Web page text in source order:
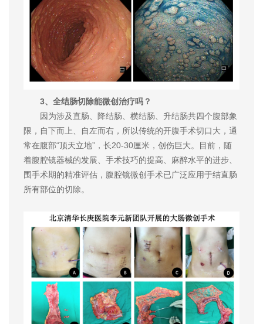
3、全结肠切除能微创治疗吗？
因为涉及直肠、降结肠、横结肠、升结肠共四个腹部象
限，自下而上、自左而右，所以传统的开腹手术切口大，通
常在腹部“顶天立地”，长20-30厘米，创伤巨大。目前，随
着腹腔镜器械的发展、手术技巧的提高、麻醉水平的进步、
围手术期的精准评估，腹腔镜微创手术已广泛应用于结直肠
所有部位的切除。